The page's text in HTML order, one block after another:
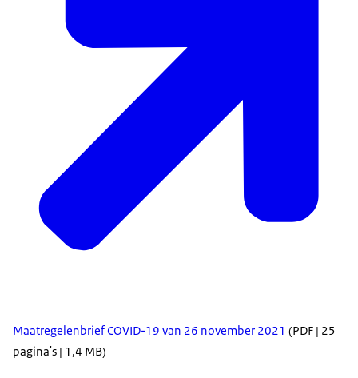
Maatregelenbrief COVID-19 van 26 november 2021 (PDF | 25
pagina's | 1,4 MB)